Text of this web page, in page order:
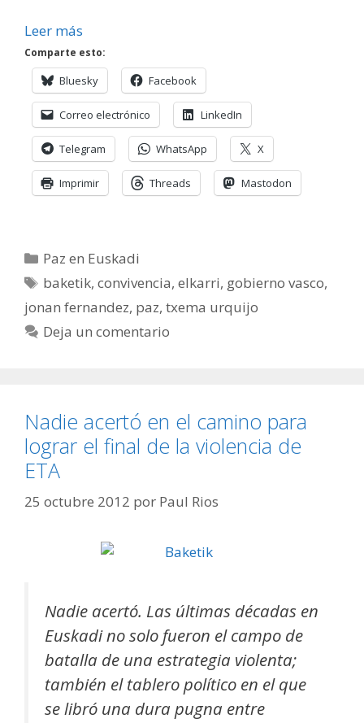
Leer más
Comparte esto:
Bluesky Facebook
Correo electrónico LinkedIn
Telegram WhatsApp X
Imprimir Threads Mastodon
Categorías
Paz en Euskadi
Etiquetas
baketik,convivencia,elkarri, gobierno vasco,
jonan fernandez, paz, txema urquijo
Deja un comentario
Nadie acertó en el camino para
lograr el final de la violencia de
ETA
25 octubre 2012 por Paul Rios
Nadie acertó. Las últimas décadas en
Euskadi no solo fueron el campo de
batalla de una estrategia violenta;
también el tablero político en el que
se libró una dura pugna entre